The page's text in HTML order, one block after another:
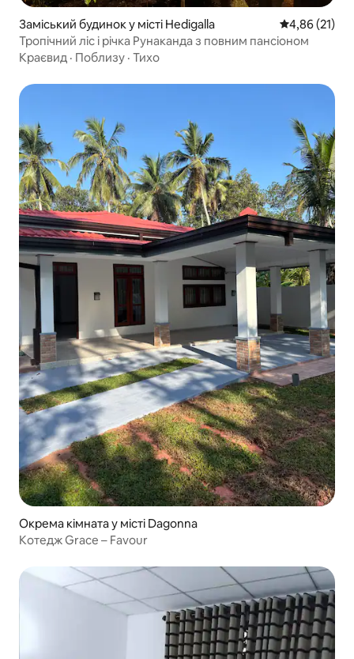
Заміський будинок у місті Hedigalla Середня
4,86 (21)
Тропічний ліс і річка Рунаканда з повним пансіоном
Краєвид · Поблизу · Тихо
Окрема кімната у місті Dagonna
Котедж Grace – Favour